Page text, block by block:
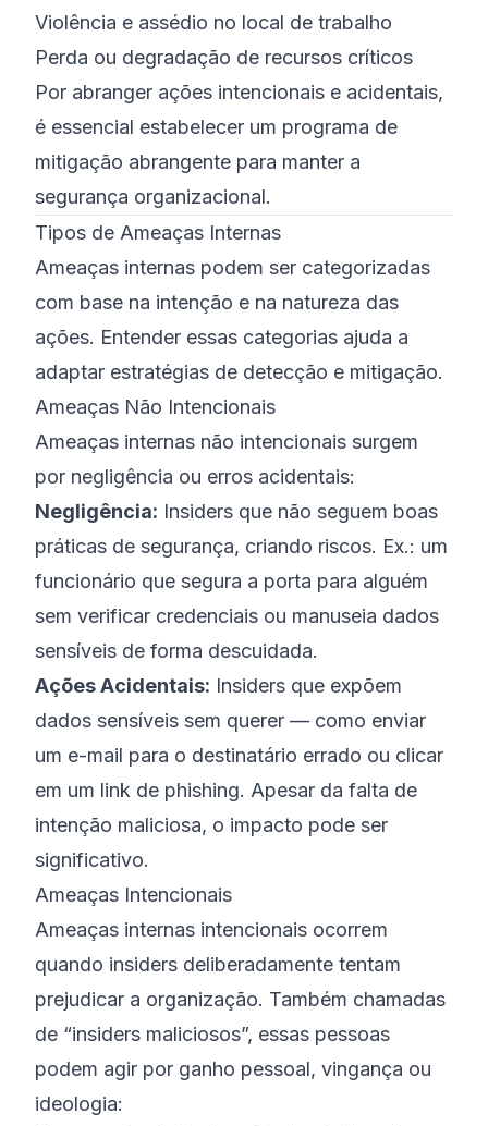
Violência e assédio no local de trabalho
Perda ou degradação de recursos críticos
Por abranger ações intencionais e acidentais,
é essencial estabelecer um programa de
mitigação abrangente para manter a
segurança organizacional.
Tipos de Ameaças Internas
Ameaças internas podem ser categorizadas
com base na intenção e na natureza das
ações. Entender essas categorias ajuda a
adaptar estratégias de detecção e mitigação.
Ameaças Não Intencionais
Ameaças internas não intencionais surgem
por negligência ou erros acidentais:
Negligência: Insiders que não seguem boas
práticas de segurança, criando riscos. Ex.: um
funcionário que segura a porta para alguém
sem verificar credenciais ou manuseia dados
sensíveis de forma descuidada.
Ações Acidentais: Insiders que expõem
dados sensíveis sem querer — como enviar
um e-mail para o destinatário errado ou clicar
em um link de phishing. Apesar da falta de
intenção maliciosa, o impacto pode ser
significativo.
Ameaças Intencionais
Ameaças internas intencionais ocorrem
quando insiders deliberadamente tentam
prejudicar a organização. Também chamadas
de “insiders maliciosos”, essas pessoas
podem agir por ganho pessoal, vingança ou
ideologia: